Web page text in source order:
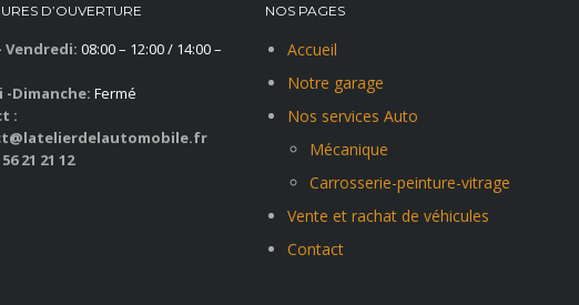
D’OUVERTURE
Vendredi: 08:00 – 12:00 / 14:00 –
-Dimanche: Fermé
:
21 21 12
NOS PAGES
Accueil
Notre garage
Nos services Auto
Mécanique
Carrosserie-peinture-vitrage
Vente et rachat de véhicules
Contact